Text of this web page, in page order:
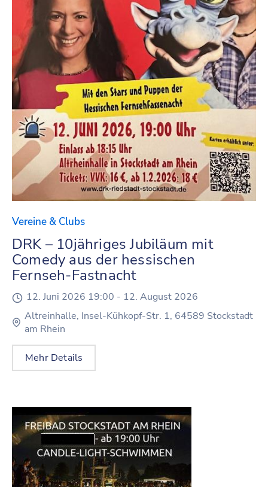
Vereine & Clubs
DRK – 10jähriges Jubiläum mit
Comedy aus der hessischen
Fernseh-Fastnacht
12. Juni 2026 19:00 - 12. August 2026
Altreinhalle, Insel-Kühkopf-Str. 1, 64589 Stockstadt
am Rhein
Mehr Details